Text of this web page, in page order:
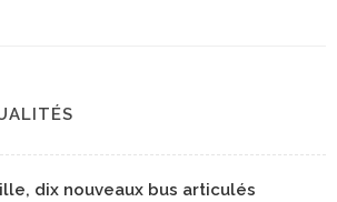
dix nouveaux bus articulés